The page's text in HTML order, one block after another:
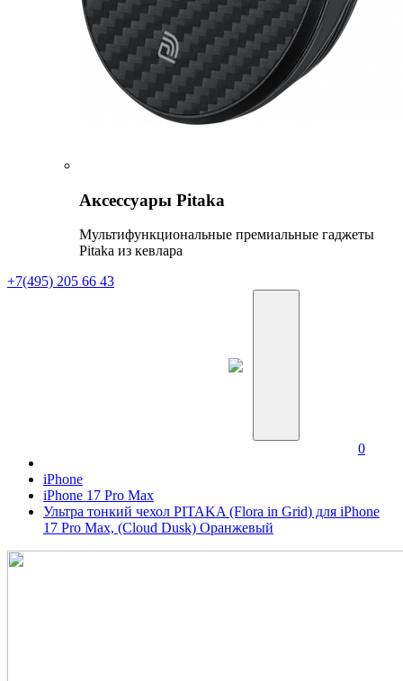
Аксессуары Pitaka
Мультифункциональные премиальные гаджеты
Pitaka из кевлара
+7(495) 205 66 43
0
iPhone
iPhone 17 Pro Max
Ультра тонкий чехол PITAKA (Flora in Grid) для iPhone
17 Pro Max, (Cloud Dusk) Оранжевый